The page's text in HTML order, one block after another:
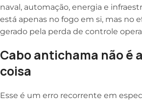
naval, automação, energia e
está apenas no fogo em si, mas no
gerado pela perda de controle
Cabo antichama não é
coisa
Esse é um erro recorrente em